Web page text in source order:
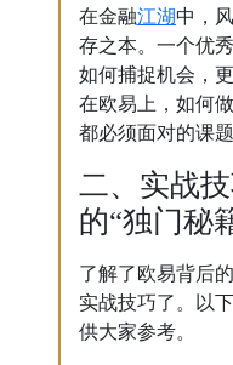
在金融江湖中，
存之本。一个优
如何捕捉机会，
在欧易上，如何
都必须面对的课题
二、实战
的“独门秘
了解了欧易背后
实战技巧了。以
供大家参考。